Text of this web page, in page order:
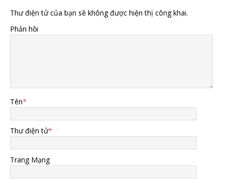
Thư điện tử của bạn sẽ không được hiện thị công khai.
Phản hồi
Tên*
Thư điện tử*
Trang Mạng